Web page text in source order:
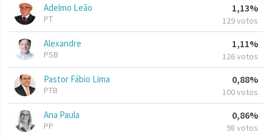
Adelmo Leão
PT
1,13%
129 votos
Alexandre
PSB
1,11%
126 votos
Pastor Fábio Lima
PTB
0,88%
100 votos
Ana Paula
PP
0,86%
98 votos